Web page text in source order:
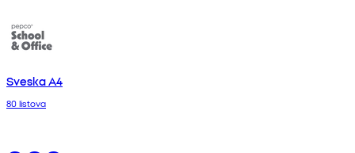
Sveska A4
80 listova